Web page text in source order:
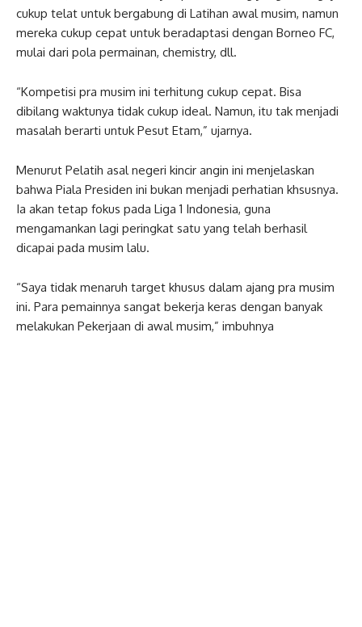
cukup telat untuk bergabung di Latihan awal musim, namun
mereka cukup cepat untuk beradaptasi dengan Borneo FC,
mulai dari pola permainan, chemistry, dll.
“Kompetisi pra musim ini terhitung cukup cepat. Bisa
dibilang waktunya tidak cukup ideal. Namun, itu tak menjadi
masalah berarti untuk Pesut Etam,” ujarnya.
Menurut Pelatih asal negeri kincir angin ini menjelaskan
bahwa Piala Presiden ini bukan menjadi perhatian khsusnya.
Ia akan tetap fokus pada Liga 1 Indonesia, guna
mengamankan lagi peringkat satu yang telah berhasil
dicapai pada musim lalu.
“Saya tidak menaruh target khusus dalam ajang pra musim
ini. Para pemainnya sangat bekerja keras dengan banyak
melakukan Pekerjaan di awal musim,” imbuhnya